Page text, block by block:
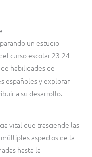
un estudio
curso escolar 23-24
habilidades de
españoles y explorar
a su desarrollo.
vital que trasciende las
aspectos de la
hasta la